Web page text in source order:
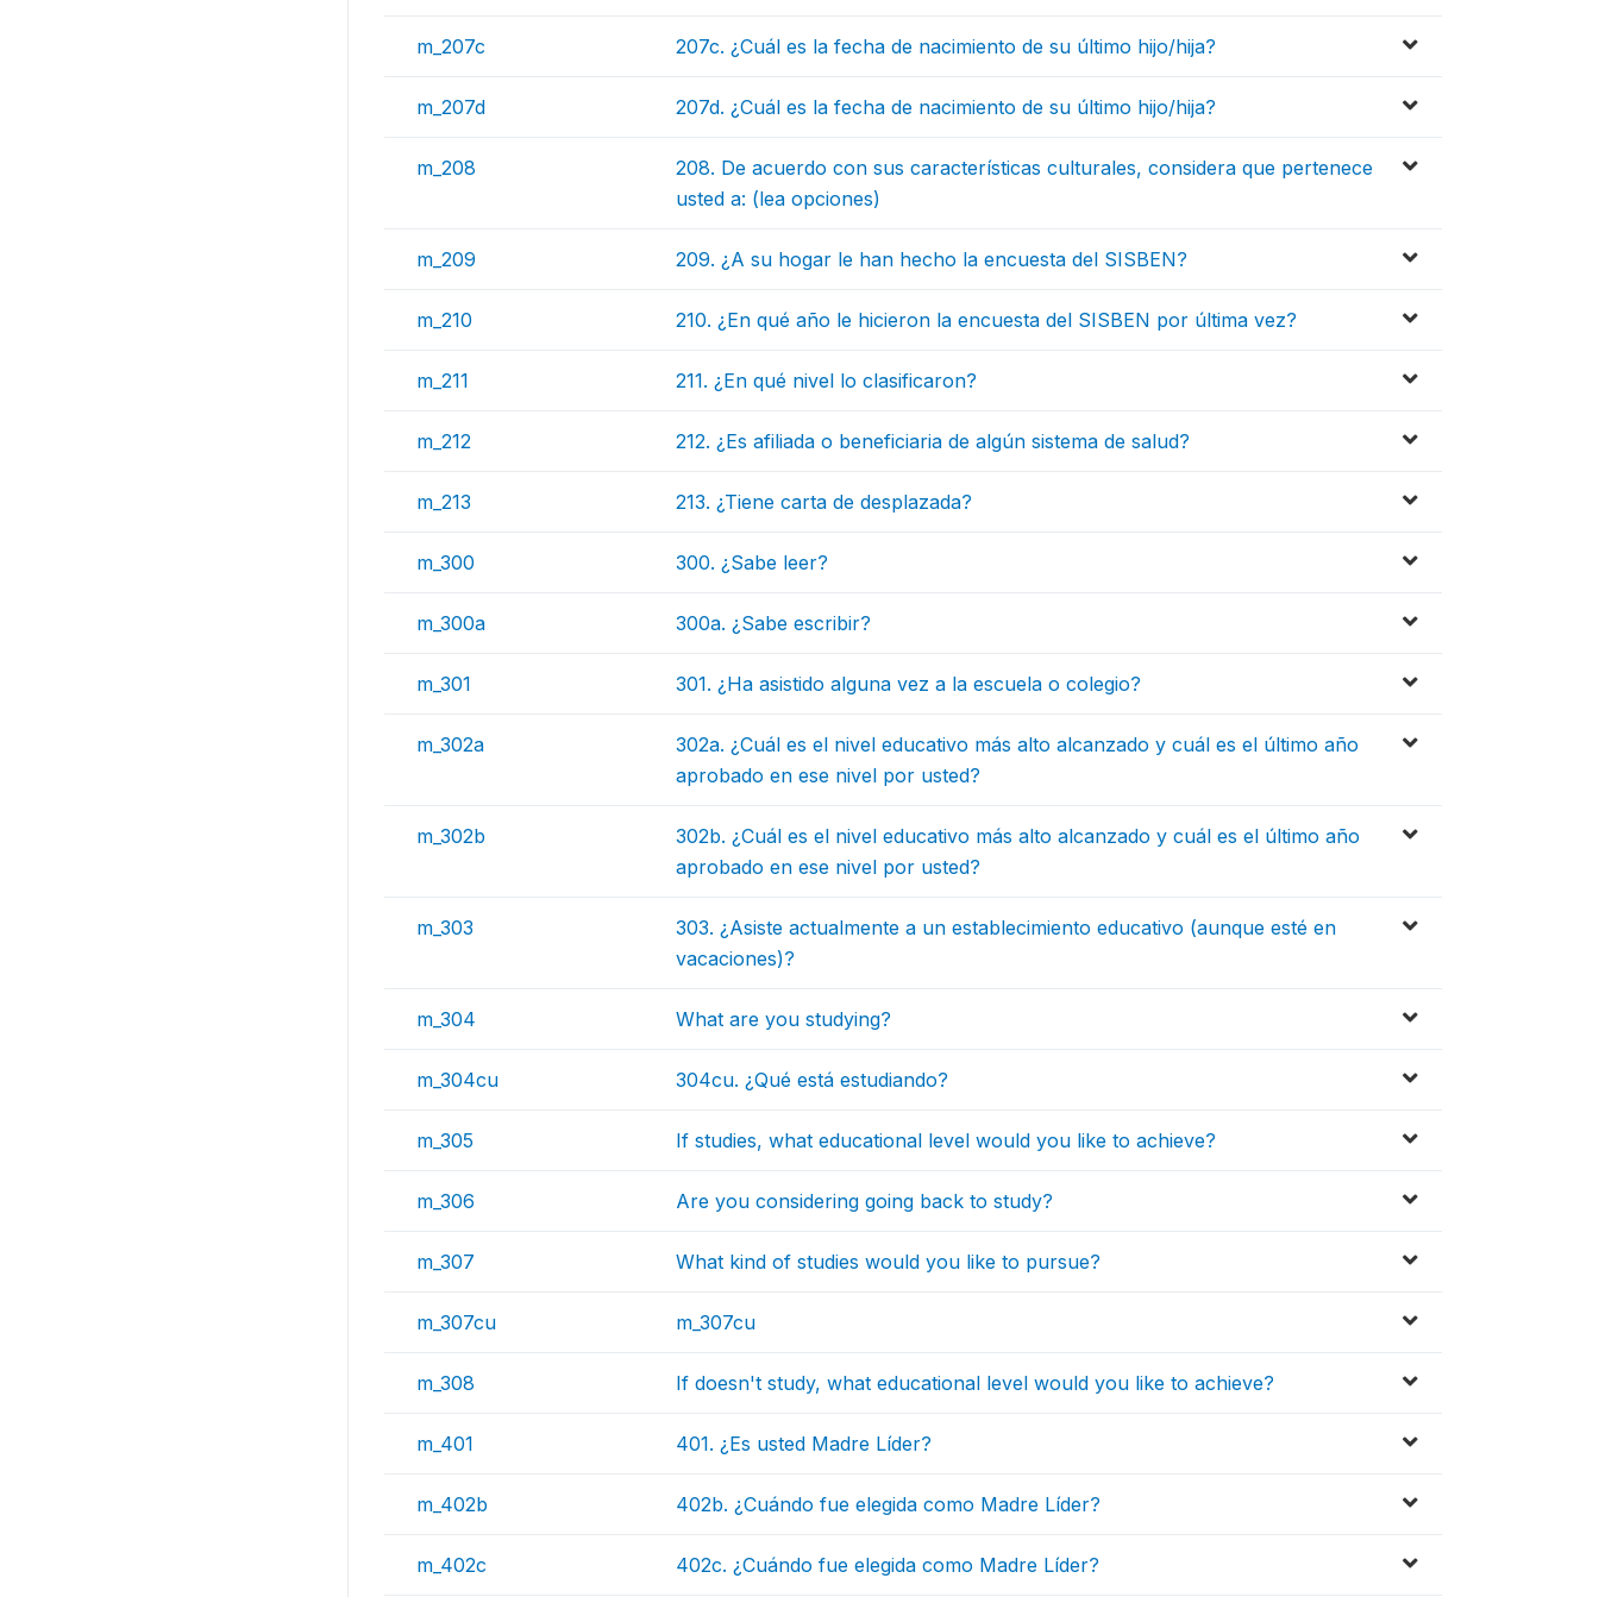
m_207c 207c. ¿Cuál es la fecha de nacimiento de su último hijo/hija?
m_207d 207d. ¿Cuál es la fecha de nacimiento de su último hijo/hija?
m_208
208. De acuerdo con sus características culturales, considera que pertenece
usted a: (lea opciones)
m_209 209. ¿A su hogar le han hecho la encuesta del SISBEN?
m_210 210. ¿En qué año le hicieron la encuesta del SISBEN por última vez?
m_211 211. ¿En qué nivel lo clasificaron?
m_212 212. ¿Es afiliada o beneficiaria de algún sistema de salud?
m_213 213. ¿Tiene carta de desplazada?
m_300 300. ¿Sabe leer?
m_300a 300a. ¿Sabe escribir?
m_301 301. ¿Ha asistido alguna vez a la escuela o colegio?
m_302a
302a. ¿Cuál es el nivel educativo más alto alcanzado y cuál es el último año
aprobado en ese nivel por usted?
m_302b
302b. ¿Cuál es el nivel educativo más alto alcanzado y cuál es el último año
aprobado en ese nivel por usted?
m_303
303. ¿Asiste actualmente a un establecimiento educativo (aunque esté en
vacaciones)?
m_304 What are you studying?
m_304cu 304cu. ¿Qué está estudiando?
m_305 If studies, what educational level would you like to achieve?
m_306 Are you considering going back to study?
m_307 What kind of studies would you like to pursue?
m_307cu m_307cu
m_308 If doesn't study, what educational level would you like to achieve?
m_401 401. ¿Es usted Madre Líder?
m_402b 402b. ¿Cuándo fue elegida como Madre Líder?
m_402c 402c. ¿Cuándo fue elegida como Madre Líder?